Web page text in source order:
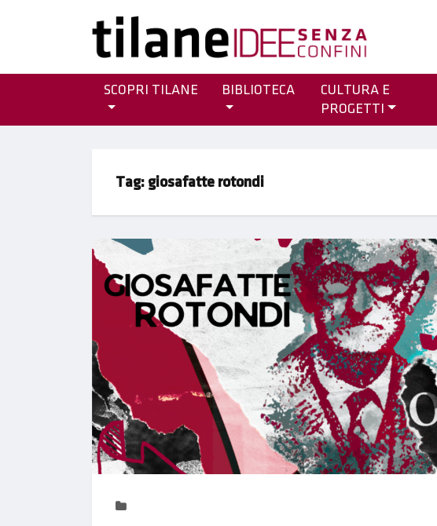
SCOPRI TILANE BIBLIOTECA
CULTURA E
PROGETTI
Tag: giosafatte rotondi